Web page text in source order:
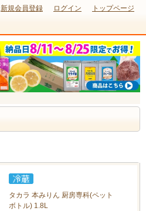
新規会員登録 ログイン トップページ
タカラ 本みりん 厨房専科(ペット
ボトル) 1.8L